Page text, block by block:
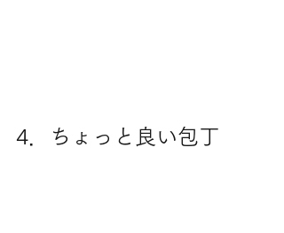
4．ちょっと良い包丁